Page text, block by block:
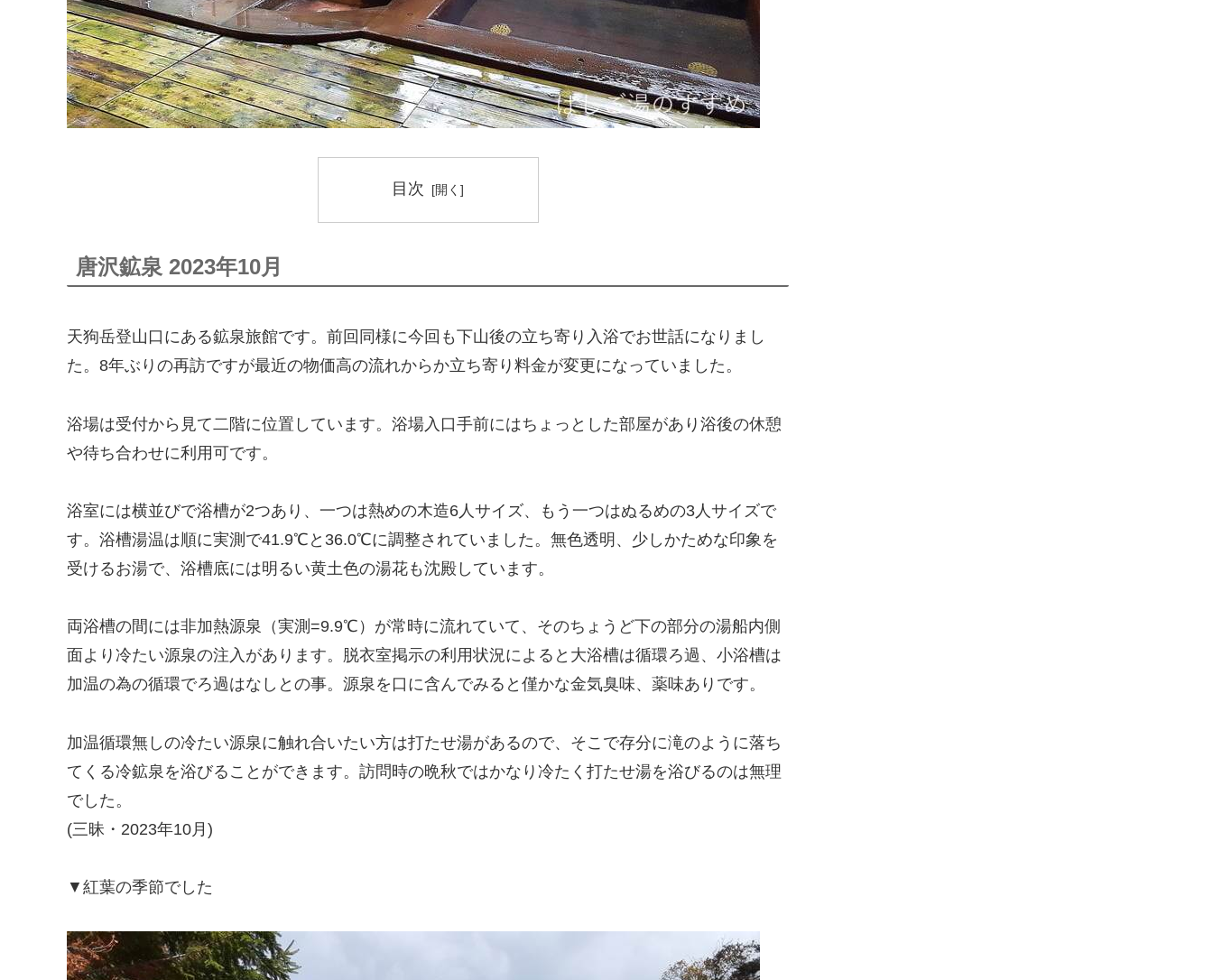
目次
唐沢鉱泉 2023年10月
天狗岳登山口にある鉱泉旅館です。前回同様に今回も下山後の立ち寄り入浴でお世話になりまし
た。8年ぶりの再訪ですが最近の物価高の流れからか立ち寄り料金が変更になっていました。
浴場は受付から見て二階に位置しています。浴場入口手前にはちょっとした部屋があり浴後の休憩
や待ち合わせに利用可です。
浴室には横並びで浴槽が2つあり、一つは熱めの木造6人サイズ、もう一つはぬるめの3人サイズで
す。浴槽湯温は順に実測で41.9℃と36.0℃に調整されていました。無色透明、少しかためな印象を
受けるお湯で、浴槽底には明るい黄土色の湯花も沈殿しています。
両浴槽の間には非加熱源泉（実測=9.9℃）が常時に流れていて、そのちょうど下の部分の湯船内側
面より冷たい源泉の注入があります。脱衣室掲示の利用状況によると大浴槽は循環ろ過、小浴槽は
加温の為の循環でろ過はなしとの事。源泉を口に含んでみると僅かな金気臭味、薬味ありです。
加温循環無しの冷たい源泉に触れ合いたい方は打たせ湯があるので、そこで存分に滝のように落ち
てくる冷鉱泉を浴びることができます。訪問時の晩秋ではかなり冷たく打たせ湯を浴びるのは無理
でした。
(三昧・2023年10月)
▼紅葉の季節でした